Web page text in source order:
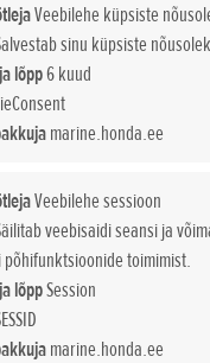
Veebilehe küpsiste
sinu küpsiste
lõpp6 kuud
marine.honda.ee
Veebilehe sessioon
veebisaidi seansi ja
toimimist.
lõppSession
marine.honda.ee
TÕELISEKS
on väga erinevat